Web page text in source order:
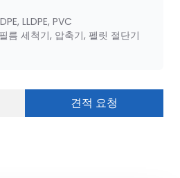
LLDPE, PVC
름 세척기, 압축기, 펠릿 절단기
견적 요청